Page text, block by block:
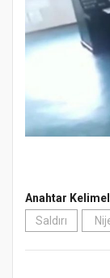
Anahtar
Saldırı